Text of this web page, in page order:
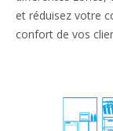
et réduisez votre
confort de vos